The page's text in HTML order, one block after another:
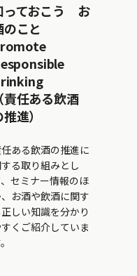
っておこう お
のこと
（責任ある飲酒
進）
ある飲酒の推進に
る取り組みとし
セミナー情報のほ
お酒や飲酒に関す
しい知識を分かり
くご紹介していま